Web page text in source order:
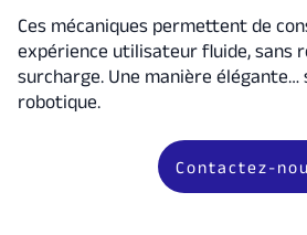
Ces mécaniques permettent de
expérience utilisateur fluide, sans
surcharge. Une manière élégante…
robotique.
Contactez-